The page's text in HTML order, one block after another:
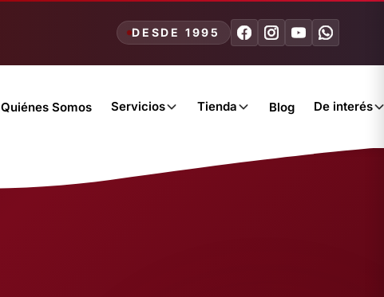
DESDE 1995
Quiénes Somos Servicios Tienda Blog De interés